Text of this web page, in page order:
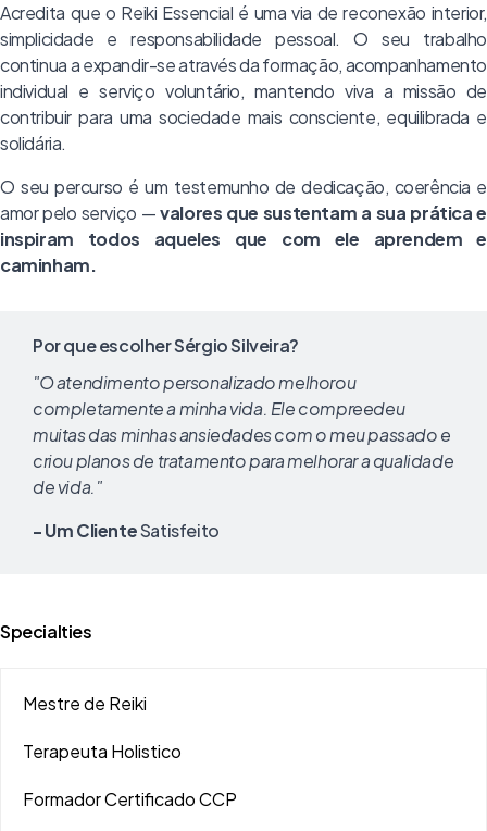
Acredita que o Reiki Essencial é uma via de reconexão interior,
simplicidade e responsabilidade pessoal. O seu trabalho
continua a expandir-se através da formação, acompanhamento
individual e serviço voluntário, mantendo viva a missão de
contribuir para uma sociedade mais consciente, equilibrada e
solidária.
O seu percurso é um testemunho de dedicação, coerência e
amor pelo serviço —valores que sustentam a sua prática e
inspiram todos aqueles que com ele aprendem e
caminham.
Por que escolher Sérgio Silveira?
"O atendimento personalizado melhorou
completamente a minha vida. Ele compreedeu
muitas das minhas ansiedades com o meu passado e
criou planos de tratamento para melhorar a qualidade
de vida."
- Um ClienteSatisfeito
Specialties
Mestre de Reiki
Terapeuta Holistico
Formador Certificado CCP